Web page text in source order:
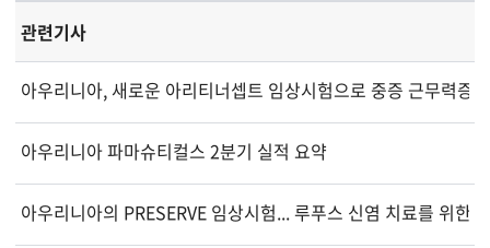
관련기사
아우리니아, 새로운 아리티너셉트 임상시험으로 중증 근무력증
아우리니아 파마슈티컬스 2분기 실적 요약
아우리니아의 PRESERVE 임상시험... 루푸스 신염 치료를 위한